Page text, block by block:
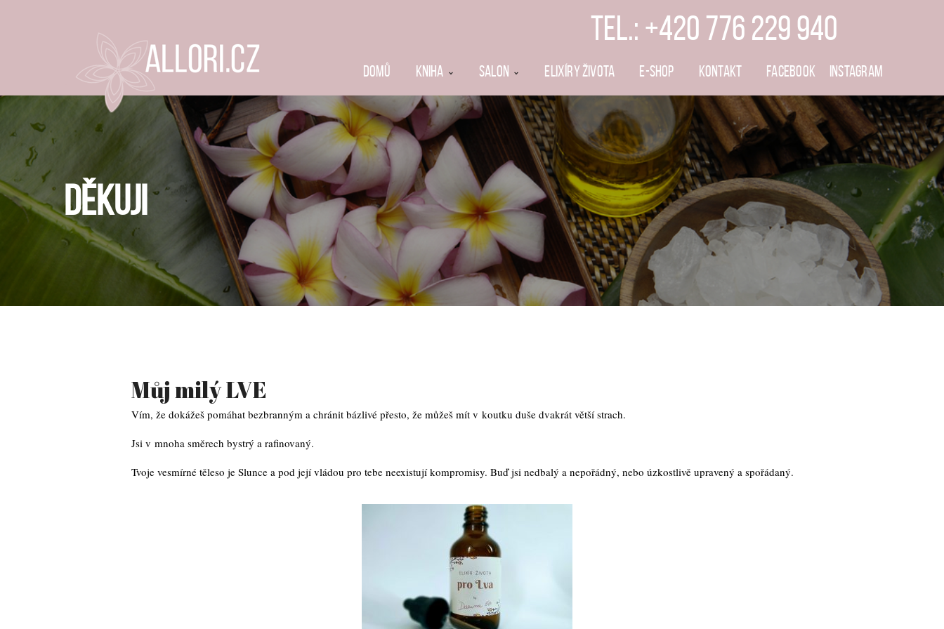
DOMŮ KNIHA SALON ELIXÍRY ŽIVOTA E-SHOP KONTAKT FACEBOOK INSTAGRAM
TEL.: +420 776 229 940
DĚKUJI
Můj milý LVE
Vím, že dokážeš pomáhat bezbranným a chránit bázlivé přesto, že můžeš mít v koutku duše dvakrát větší strach.
Jsi v mnoha směrech bystrý a rafinovaný.
Tvoje vesmírné těleso je Slunce a pod její vládou pro tebe neexistují kompromisy. Buď jsi nedbalý a nepořádný, nebo úzkostlivě upravený a spořádaný.